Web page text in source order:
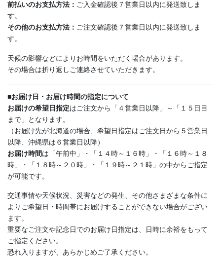
前払いのお支払方法： ご入金確認後７営業日以内に発送致しま
す。
その他のお支払方法： ご注文確認後７営業日以内に発送致しま
す。
天候の影響などによりお時間をいただく場合があります。
その場合は折り返しご連絡させていただきます。
■お届け日・お届け時間の指定について
お届けの希望日指定はご注文から「４営業日以降」～「１５日目
まで」となります。
（お届け先が北海道の場合、希望日指定はご注文日から５営業日
以降、沖縄県は６営業日以降）
お届け時間は「午前中」・「１４時～１６時」・「１６時～１８
時」・「１８時～２０時」・「１９時～２１時」の中からご指定
が可能です。
交通事情や天候状況、災害などの発生、その他さまざまな条件に
よりご希望日・時間帯にお届けすることができない場合がござい
ます。
重要なご注文や記念日でのお届け日指定は、日時に余裕をもって
ご指定ください。
恐れ入りますが、あらかじめご了承ください。